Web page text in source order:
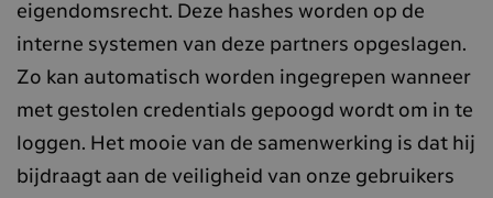
eigendomsrecht. Deze hashes worden op de
interne systemen van deze partners opgeslagen.
Zo kan automatisch worden ingegrepen wanneer
met gestolen credentials gepoogd wordt om in te
loggen. Het mooie van de samenwerking is dat hij
bijdraagt aan de veiligheid van onze gebruikers